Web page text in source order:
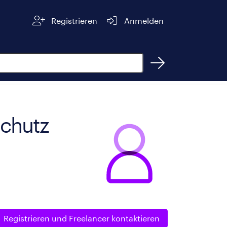
Registrieren Anmelden
Registrieren und Freelancer kontaktieren